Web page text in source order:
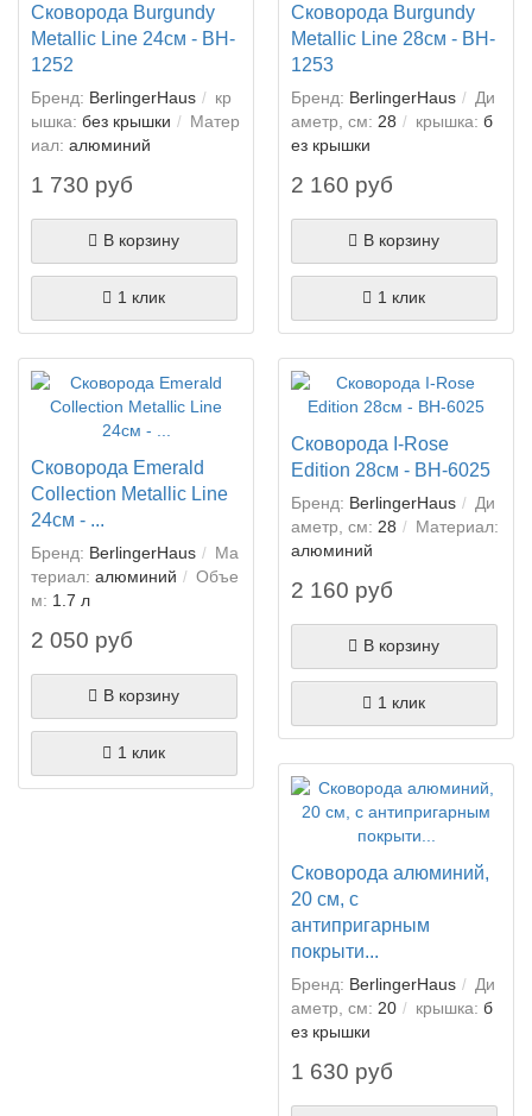
Сковорода Burgundy
Metallic Line 24см - BH-
1252
Бренд: BerlingerHaus
кр
ышка: без крышки
Матер
иал: алюминий
1 730 руб
В корзину
1 клик
Сковорода Burgundy
Metallic Line 28см - BH-
1253
Бренд: BerlingerHaus
Ди
аметр, см: 28 крышка: б
ез крышки
2 160 руб
В корзину
1 клик
Сковорода Emerald
Collection Metallic Line
24см - ...
Бренд: BerlingerHaus
Ма
териал: алюминий
Объе
м: 1.7 л
2 050 руб
В корзину
1 клик
Сковорода I-Rose
Edition 28см - BH-6025
Бренд: BerlingerHaus
Ди
аметр, см: 28
Материал:
алюминий
2 160 руб
В корзину
1 клик
Сковорода алюминий,
20 см, с
антипригарным
покрыти...
Бренд: BerlingerHaus
Ди
аметр, см: 20 крышка: б
ез крышки
1 630 руб